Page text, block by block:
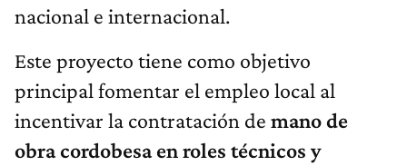
nacional e internacional.
Este proyecto tiene como objetivo
principal fomentar el empleo local al
incentivar la contratación de mano de
obra cordobesa en roles técnicos y